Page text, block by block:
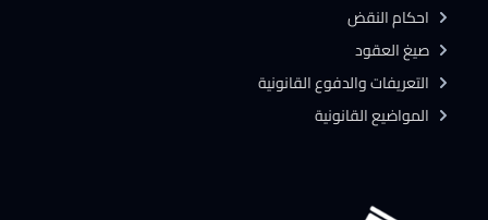
احكام النقض
صيغ العقود
التعريفات والدفوع القانونية
المواضيع القانونية